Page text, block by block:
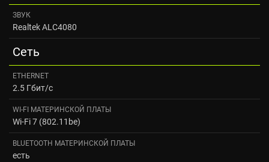
ЗВУК
Realtek ALC4080
Сеть
ETHERNET
2.5 Гбит/с
WI-FI МАТЕРИНСКОЙ ПЛАТЫ
Wi-Fi 7 (802.11be)
BLUETOOTH МАТЕРИНСКОЙ ПЛАТЫ
есть